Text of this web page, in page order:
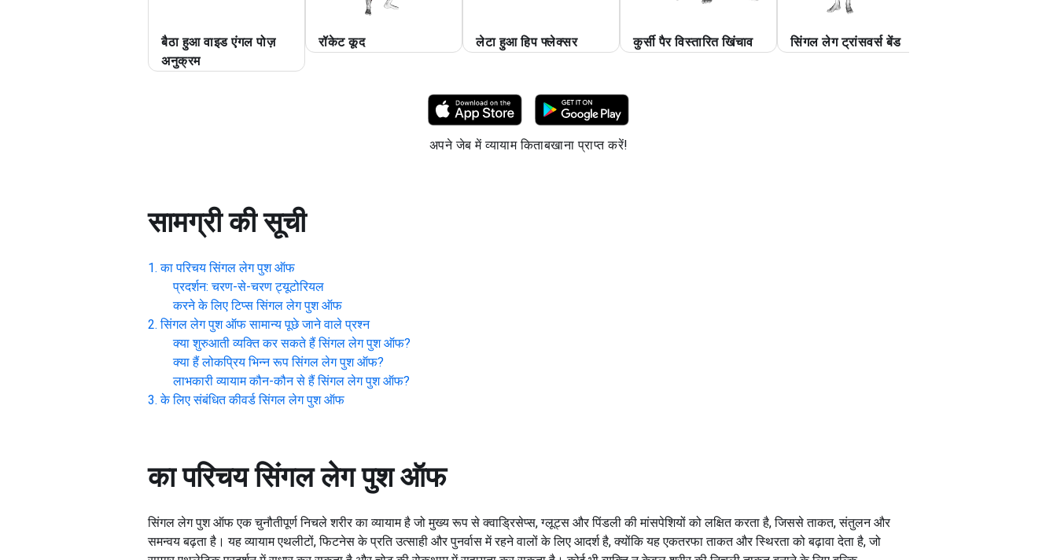
बैठा हुआ वाइड एंगल पोज़
अनुक्रम
रॉकेट कूद लेटा हुआ हिप फ्लेक्सर कुर्सी पैर विस्तारित खिंचाव सिंगल लेग ट्रांसवर्स बेंड
अपने जेब में व्यायाम किताबखाना प्राप्त करें!
सामग्री की सूची
का परिचय सिंगल लेग पुश ऑफ
प्रदर्शन: चरण-से-चरण ट्यूटोरियल
करने के लिए टिप्स सिंगल लेग पुश ऑफ
सिंगल लेग पुश ऑफ सामान्य पूछे जाने वाले प्रश्न
क्या शुरुआती व्यक्ति कर सकते हैं सिंगल लेग पुश ऑफ?
क्या हैं लोकप्रिय भिन्न रूप सिंगल लेग पुश ऑफ?
लाभकारी व्यायाम कौन-कौन से हैं सिंगल लेग पुश ऑफ?
के लिए संबंधित कीवर्ड सिंगल लेग पुश ऑफ
का परिचय सिंगल लेग पुश ऑफ
सिंगल लेग पुश ऑफ एक चुनौतीपूर्ण निचले शरीर का व्यायाम है जो मुख्य रूप से क्वाड्रिसेप्स, ग्लूट्स और पिंडली की मांसपेशियों को लक्षित करता है, जिससे ताकत, संतुलन और
समन्वय बढ़ता है। यह व्यायाम एथलीटों, फिटनेस के प्रति उत्साही और पुनर्वास में रहने वालों के लिए आदर्श है, क्योंकि यह एकतरफा ताकत और स्थिरता को बढ़ावा देता है, जो